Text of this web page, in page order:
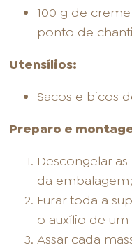
100 g de
ponto de
Utensílios:
Sacos e bicos
Preparo e
Descongelar
da embalagem;
Furar toda a
o auxílio de
Assar cada